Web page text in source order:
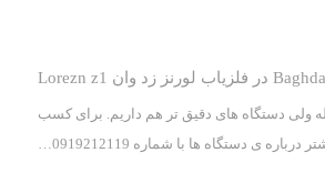
در فلزیاب لورنز زد وان Lorezn z1
ولی دستگاه های دقیق تر هم داریم. برای کسب
ی دستگاه ها با شماره 0919212119…